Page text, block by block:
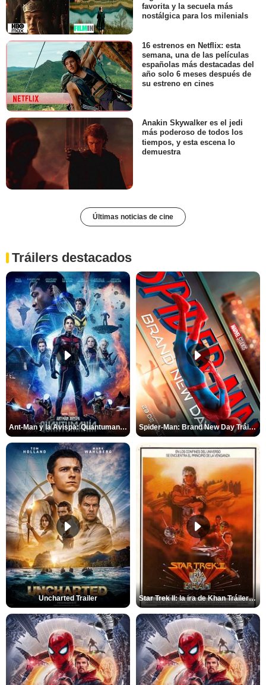
favorita y la secuela más
nostálgica para los milenials
16 estrenos en Netflix: esta
semana, una de las películas
españolas más destacadas del
año solo 6 meses después de
su estreno en cines
Anakin Skywalker es el jedi
más poderoso de todos los
tiempos, y esta escena lo
demuestra
Últimas noticias de cine
Tráilers destacados
Ant-Man y la Avispa: Quantumanía Tráiler (2) Spider-Man: Brand New Day Tráiler (3)
Uncharted Trailer Star Trek II: la ira de Khan Tráiler VO